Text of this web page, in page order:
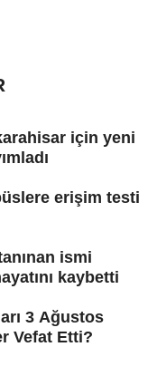
için yeni
erişim testi
ismi
kaybetti
3 Ağustos
Vefat Etti?